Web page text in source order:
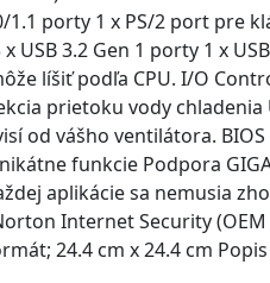
porty 1 x PS/2 port pre
USB 3.2 Gen 1 porty 1 x
líšiť podľa CPU. I/O
prietoku vody
od vášho ventilátora.
funkcie Podpora
aplikácie sa nemusia
Internet Security
24.4 cm x 24.4 cm